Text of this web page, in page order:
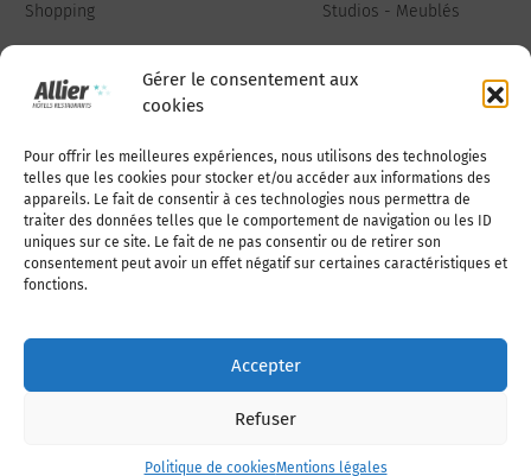
Gérer le consentement aux
cookies
Pour offrir les meilleures expériences, nous utilisons des technologies
telles que les cookies pour stocker et/ou accéder aux informations des
appareils. Le fait de consentir à ces technologies nous permettra de
traiter des données telles que le comportement de navigation ou les ID
uniques sur ce site. Le fait de ne pas consentir ou de retirer son
consentement peut avoir un effet négatif sur certaines caractéristiques et
fonctions.
Accepter
Refuser
Politique de cookiesMentions légales
Shopping
Studios - Meublés
Qui sommes-nous Publiez votre annonce
Adhérer à l’association Nous contacter
Politique de cookies (UE)